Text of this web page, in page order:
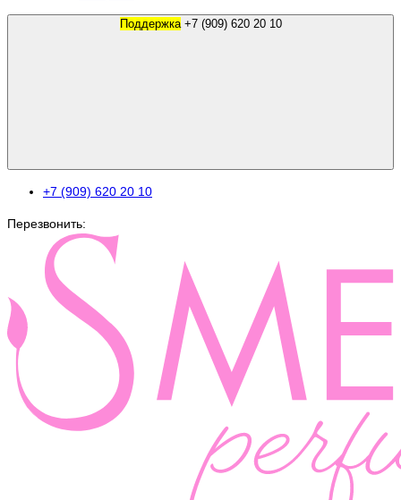
Поддержка +7 (909) 620 20 10
+7 (909) 620 20 10
Перезвонить: